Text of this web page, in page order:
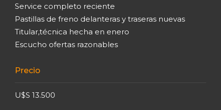
Service completo reciente
Pastillas de freno delanteras y traseras nuevas
Titular,técnica hecha en enero
Escucho ofertas razonables
Precio
U$S 13.500